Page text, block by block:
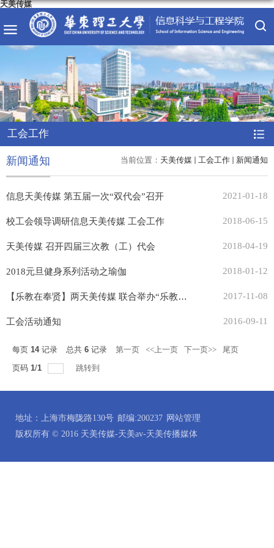
天美传媒
工会工作
当前位置： 天美传媒 工会工作 新闻通知
新闻通知
信息天美传媒 第五届一次“双代会”召开 2021-01-18
校工会领导调研信息天美传媒 工会工作 2018-06-15
天美传媒 召开四届三次教（工）代会 2018-04-19
2018元旦健身系列活动之瑜伽 2018-01-12
【乐教在奉贤】两天美传媒 联合举办“乐教在奉贤”特色活动 2017-11-08
工会活动通知 2016-09-11
每页 14记录 总共 6 记录 第一页 <<上一页 下一页>>
尾页
页码 1/1 跳转到
地址：上海市梅陇路130号 邮编:200237 网站管理
版权所有 © 2016 天美传媒-天美av-天美传播媒体